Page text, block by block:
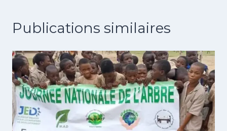
Publications similaires